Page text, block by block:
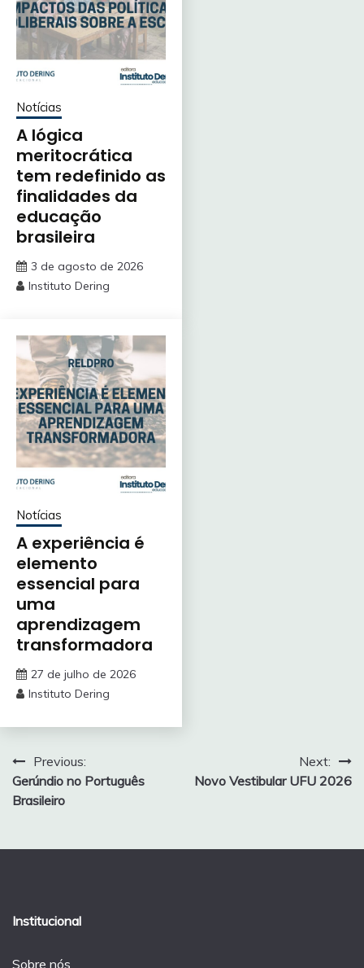
Notícias
A lógica
meritocrática
tem redefinido as
finalidades da
educação
brasileira
3 de agosto de 2026
Instituto Dering
Notícias
A experiência é
elemento
essencial para
uma
aprendizagem
transformadora
27 de julho de 2026
Instituto Dering
Navegação
de
Previous:
Gerúndio no Português
Brasileiro
Next:
Novo Vestibular UFU 2026
Institucional
Sobre nós